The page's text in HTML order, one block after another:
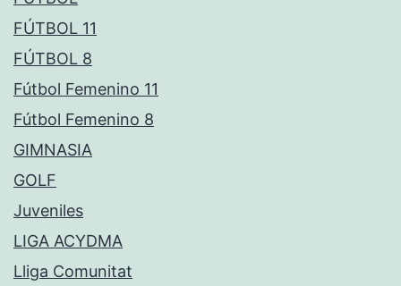
FÚTBOL 11
FÚTBOL 8
Fútbol Femenino 11
Fútbol Femenino 8
GIMNASIA
GOLF
Juveniles
LIGA ACYDMA
Lliga Comunitat